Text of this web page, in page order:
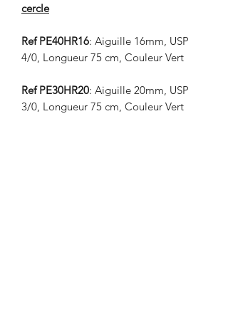
cercle
Ref PE40HR16: Aiguille 16mm, USP
4/0, Longueur 75 cm, Couleur Vert
Ref PE30HR20: Aiguille 20mm, USP
3/0, Longueur 75 cm, Couleur Vert